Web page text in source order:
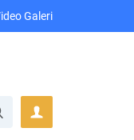
Galeri